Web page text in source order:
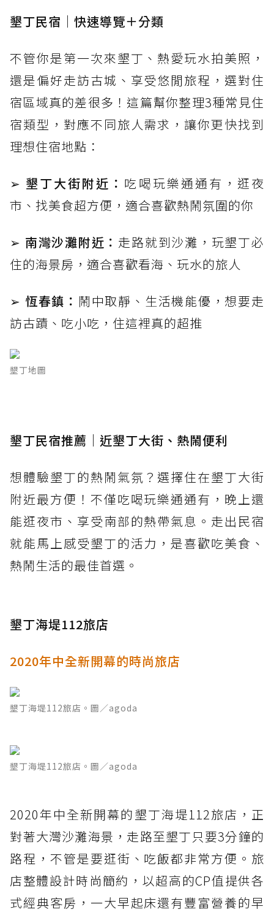
墾丁民宿｜快速導覽＋分類
不管你是第一次來墾丁、熱愛玩水拍美照，
還是偏好走訪古城、享受悠閒旅程，選對住
宿區域真的差很多！這篇幫你整理3種常見住
宿類型，對應不同旅人需求，讓你更快找到
理想住宿地點：
➢ 墾丁大街附近： 吃喝玩樂通通有，逛夜
市、找美食超方便，適合喜歡熱鬧氛圍的你
➢ 南灣沙灘附近： 走路就到沙灘，玩墾丁必
住的海景房，適合喜歡看海、玩水的旅人
➢ 恆春鎮： 鬧中取靜、生活機能優，想要走
訪古蹟、吃小吃，住這裡真的超推
墾丁地圖
墾丁民宿推薦｜近墾丁大街、熱鬧便利
想體驗墾丁的熱鬧氣氛？選擇住在墾丁大街
附近最方便！不僅吃喝玩樂通通有，晚上還
能逛夜市、享受南部的熱帶氣息。走出民宿
就能馬上感受墾丁的活力，是喜歡吃美食、
熱鬧生活的最佳首選。
墾丁海堤112旅店
2020年中全新開幕的時尚旅店
墾丁海堤112旅店。圖／agoda
墾丁海堤112旅店。圖／agoda
2020年中全新開幕的墾丁海堤112旅店，正
對著大灣沙灘海景，走路至墾丁只要3分鐘的
路程，不管是要逛街、吃飯都非常方便。旅
店整體設計時尚簡約，以超高的CP值提供各
式經典客房，一大早起床還有豐富營養的早